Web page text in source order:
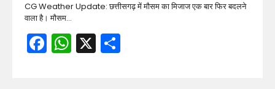
CG Weather Update: छत्तीसगढ़ में मौसम का मिजाज एक बार फिर बदलने
वाला है। मौसम…
Facebook
WhatsApp
X